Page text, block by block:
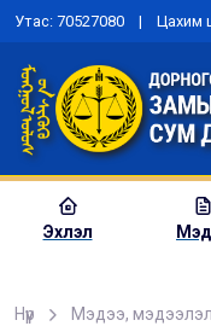
Утас: 70527080 | Цахим
Эхлэл
Нүүр
Мэдээ, мэдээлэл